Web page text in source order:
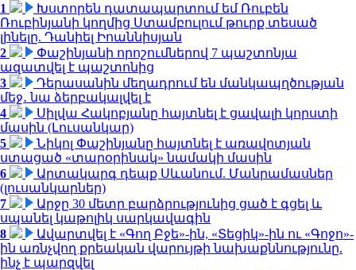
1
Խստորեն դատապարտում եմ Ռուբեն
Ռուբինյանի կողմից Ստամբուլում թուրք տեսած
լինելը. Դանիել Իոաննիսյան
2
Փաշինյանի որոշումներով 7 պաշտոնյա
ազատվել է պաշտոնից
3
Դերասանին մեղադրում են մանկապղծության
մեջ․ նա ձերբակալվել է
4
Սիլվա Հակոբյանը հայտնել է ցավալի կորստի
մասին (Լուսանկար)
5
Նիկոլ Փաշինյանը հայտնել է առավոտյան
ստացած «տարօրինակ» նամակի մասին
6
Արտակարգ դեպք Սևանում. Մանրամասներ
(լուսանկարներ)
7
Արջը 30 մետր բարձրությունից ցած է գցել և
սպանել կաթոլիկ սարկավագին
8
Ավարտվել է «Գող Բջե»-ին, «Տեցիկ»-ին ու «Գոջո»-
ին առնչվող քրեական վարույթի նախաքննությունը.
ինչ է պարզվել